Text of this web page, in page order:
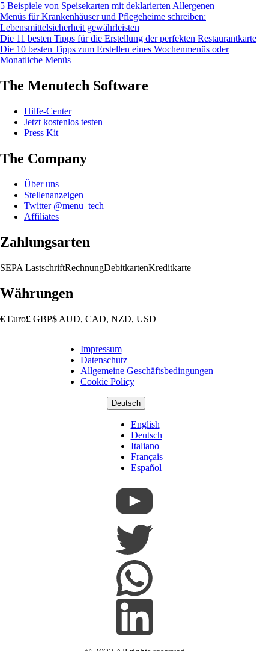
5 Beispiele von Speisekarten mit deklarierten Allergenen
Menüs für Krankenhäuser und Pflegeheime schreiben:
Lebensmittelsicherheit gewährleisten
Die 11 besten Tipps für die Erstellung der perfekten Restaurantkarte
Die 10 besten Tipps zum Erstellen eines Wochenmenüs oder
Monatliche Menüs
The Menutech Software
Hilfe-Center
Jetzt kostenlos testen
Press Kit
The Company
Über uns
Stellenanzeigen
Twitter @menu_tech
Affiliates
Zahlungsarten
SEPA LastschriftRechnungDebitkartenKreditkarte
Währungen
€ Euro£ GBP$ AUD, CAD, NZD, USD
Copyright
Footer
Impressum
Datenschutz
Allgemeine Geschäftsbedingungen
Cookie Policy
Deutsch
English
Deutsch
Italiano
Français
Español